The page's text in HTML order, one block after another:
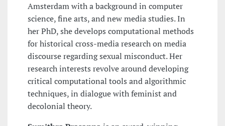
Amsterdam with a background in computer
science, fine arts, and new media studies. In
her PhD, she develops computational methods
for historical cross-media research on media
discourse regarding sexual misconduct. Her
research interests revolve around developing
critical computational tools and algorithmic
techniques, in dialogue with feminist and
decolonial theory.